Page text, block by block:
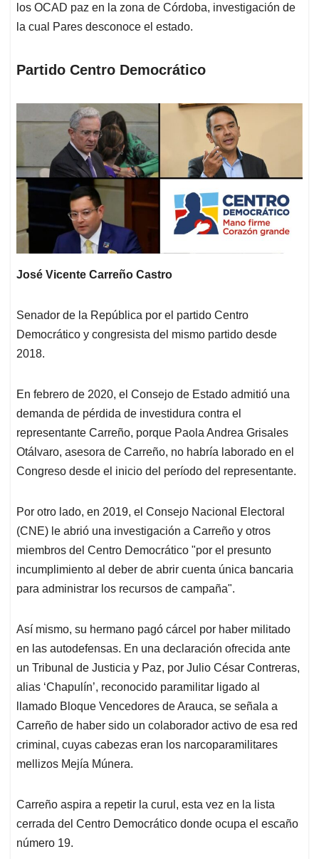
los OCAD paz en la zona de Córdoba, investigación de
la cual Pares desconoce el estado.
Partido Centro Democrático
José Vicente Carreño Castro
Senador de la República por el partido Centro
Democrático y congresista del mismo partido desde
2018.
En febrero de 2020, el Consejo de Estado admitió una
demanda de pérdida de investidura contra el
representante Carreño, porque Paola Andrea Grisales
Otálvaro, asesora de Carreño, no habría laborado en el
Congreso desde el inicio del período del representante.
Por otro lado, en 2019, el Consejo Nacional Electoral
(CNE) le abrió una investigación a Carreño y otros
miembros del Centro Democrático "por el presunto
incumplimiento al deber de abrir cuenta única bancaria
para administrar los recursos de campaña".
Así mismo, su hermano pagó cárcel por haber militado
en las autodefensas. En una declaración ofrecida ante
un Tribunal de Justicia y Paz, por Julio César Contreras,
alias ‘Chapulín’, reconocido paramilitar ligado al
llamado Bloque Vencedores de Arauca, se señala a
Carreño de haber sido un colaborador activo de esa red
criminal, cuyas cabezas eran los narcoparamilitares
mellizos Mejía Múnera.
Carreño aspira a repetir la curul, esta vez en la lista
cerrada del Centro Democrático donde ocupa el escaño
número 19.